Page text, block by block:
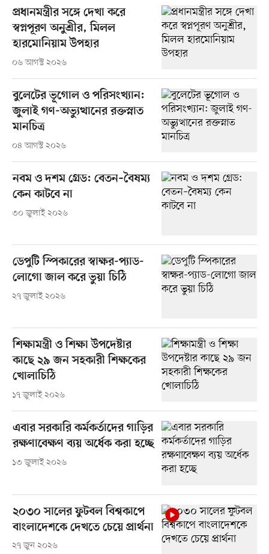
প্রধানমন্ত্রীর সঙ্গে দেখা করে
স্বপ্নপূরণ অনুশ্রীর, মিলল
হারমোনিয়াম উপহার
০৬ আগস্ট ২০২৬
বুলেটের ভূগোল ও পরিসংখ্যান:
জুলাই গণ-অভ্যুত্থানের রক্তস্নাত
মানচিত্র
০৪ আগস্ট ২০২৬
নবম ও দশম গ্রেড: বেতন–বৈষম্য
কেন কাটবে না
৩০ জুলাই ২০২৬
ডেপুটি স্পিকারের স্বাক্ষর-প্যাড-
লোগো জাল করে ভুয়া চিঠি
২৭ জুলাই ২০২৬
শিক্ষামন্ত্রী ও শিক্ষা উপদেষ্টার
কাছে ২৯ জন সহকারী শিক্ষকের
খোলাচিঠি
১৭ জুলাই ২০২৬
এবার সরকারি কর্মকর্তাদের গাড়ির
রক্ষণাবেক্ষণ ব্যয় অর্ধেক করা হচ্ছে
১৩ জুলাই ২০২৬
২০৩০ সালের ফুটবল বিশ্বকাপে
বাংলাদেশকে দেখতে চেয়ে প্রার্থনা
২৭ জুন ২০২৬